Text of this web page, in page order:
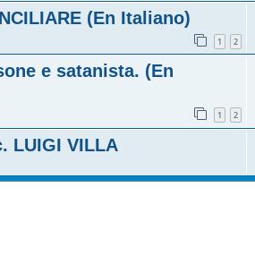
(En Italiano)
1 2
e satanista. (En
1 2
LUIGI VILLA